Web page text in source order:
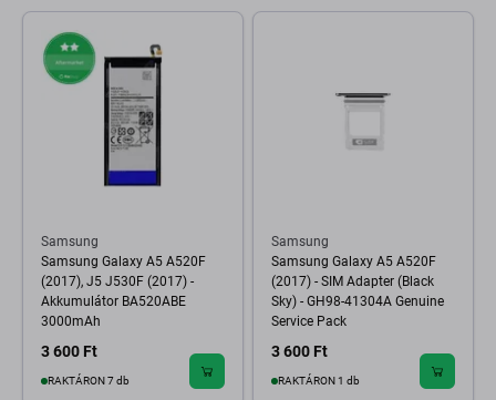
Samsung
Samsung Galaxy A5 A520F
(2017), J5 J530F (2017) -
Akkumulátor BA520ABE
3000mAh
3 600 Ft
RAKTÁRON 7 db
Samsung
Samsung Galaxy A5 A520F
(2017) - SIM Adapter (Black
Sky) - GH98-41304A Genuine
Service Pack
3 600 Ft
RAKTÁRON 1 db